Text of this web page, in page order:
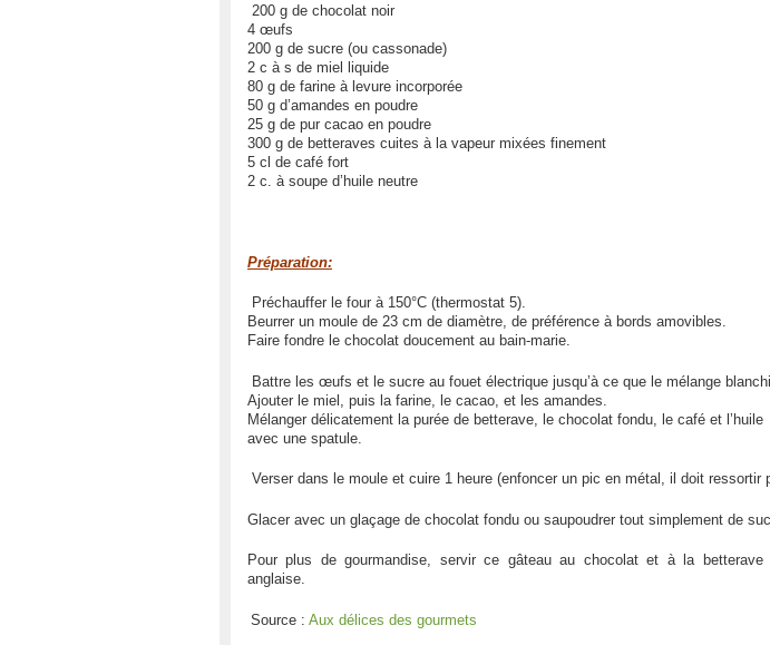
200 g de chocolat noir
4 œufs
200 g de sucre (ou cassonade)
2 c à s de miel liquide
80 g de farine à levure incorporée
50 g d’amandes en poudre
25 g de pur cacao en poudre
300 g de betteraves cuites à la vapeur mixées finement
5 cl de café fort
2 c. à soupe d’huile neutre
Préparation:
Préchauffer le four à 150°C (thermostat 5).
Beurrer un moule de 23 cm de diamètre, de préférence à bords amovibles.
Faire fondre le chocolat doucement au bain-marie.
Battre les œufs et le sucre au fouet électrique jusqu’à ce que le mélange
Ajouter le miel, puis la farine, le cacao, et les amandes.
Mélanger délicatement la purée de betterave, le chocolat fondu, le café et l’huile
avec une spatule.
Verser dans le moule et cuire 1 heure (enfoncer un pic en métal, il doit ressortir
Glacer avec un glaçage de chocolat fondu ou saupoudrer tout simplement de
Pour plus de gourmandise, servir ce gâteau au chocolat et à la betterave
anglaise.
Source : Aux délices des gourmets